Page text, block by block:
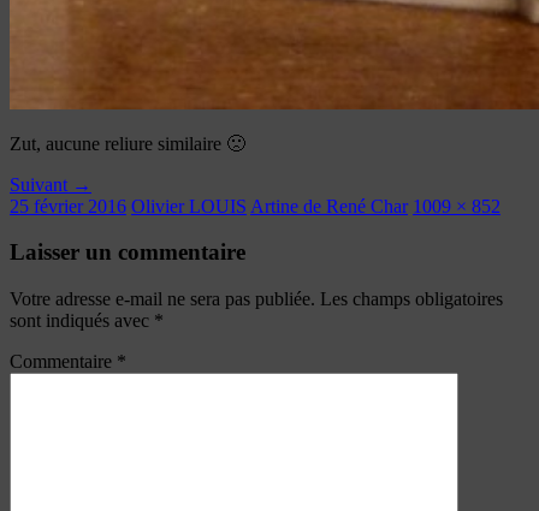
Zut, aucune reliure similaire 🙁
Suivant →
25 février 2016 Olivier LOUIS Artine de René Char 1009 × 852
Laisser un commentaire
Votre adresse e-mail ne sera pas publiée. Les champs obligatoires
sont indiqués avec *
Commentaire *